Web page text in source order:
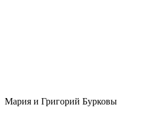
Мария и Григорий Бурковы